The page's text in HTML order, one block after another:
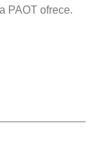
PAOT ofrece.